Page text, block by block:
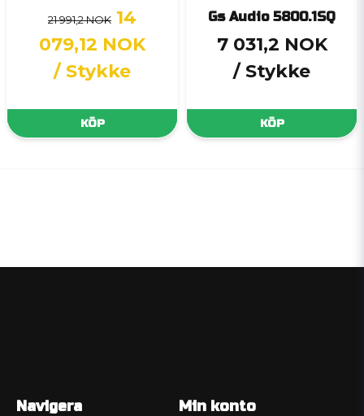
21 991,2 NOK 14
079,12 NOK
/ Stykke
KÖP
Gs Audio 5800.1SQ
7 031,2 NOK
/ Stykke
KÖP
Navigera Min konto